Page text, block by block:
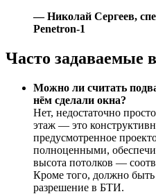
— Николай Сергеев,
Penetron-1
Часто задаваемые
Можно ли считать
нём сделали окна?
Нет, недостаточно
этаж — это
предусмотренное
полноценными,
высота потолков —
Кроме того, должно
разрешение в БТИ.